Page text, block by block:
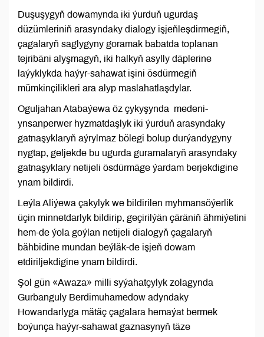
Duşuşygyň dowamynda iki ýurduň ugurdaş
düzümleriniň arasyndaky dialogy işjeňleşdirmegiň,
çagalaryň saglygyny goramak babatda toplanan
tejribäni alyşmagyň, iki halkyň asylly däplerine
laýyklykda haýyr-sahawat işini ösdürmegiň
mümkinçilikleri ara alyp maslahatlaşdylar.
Oguljahan Atabaýewa öz çykyşynda medeni-
ynsanperwer hyzmatdaşlyk iki ýurduň arasyndaky
gatnaşyklaryň aýrylmaz bölegi bolup durýandygyny
nygtap, geljekde bu ugurda guramalaryň arasyndaky
gatnaşyklary netijeli ösdürmäge ýardam berjekdigine
ynam bildirdi.
Leýla Aliýewa çakylyk we bildirilen myhmansöýerlik
üçin minnetdarlyk bildirip, geçirilýän çäräniň ähmiýetini
hem-de ýola goýlan netijeli dialogyň çagalaryň
bähbidine mundan beýläk-de işjeň dowam
etdiriljekdigine ynam bildirdi.
Şol gün «Awaza» milli syýahatçylyk zolagynda
Gurbanguly Berdimuhamedow adyndaky
Howandarlyga mätäç çagalara hemaýat bermek
boýunça haýyr-sahawat gaznasynyň täze